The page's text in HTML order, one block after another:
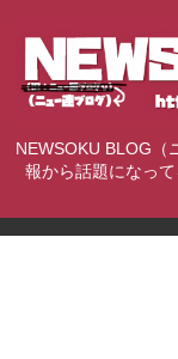
NEWSOKU BLOG（
報から話題になっ